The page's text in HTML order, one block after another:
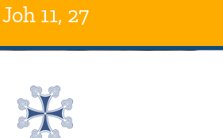
Joh 11, 27